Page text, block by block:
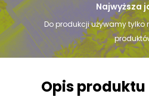
Najwyższa
Do produkcji używamy
Opis produktu